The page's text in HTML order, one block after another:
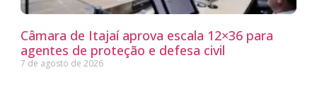
Câmara de Itajaí aprova escala 12×36 para
agentes de proteção e defesa civil
7 de agosto de 2026